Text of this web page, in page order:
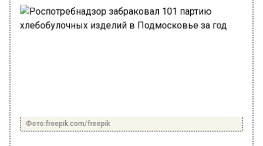
Фото:freepik.com/freepik